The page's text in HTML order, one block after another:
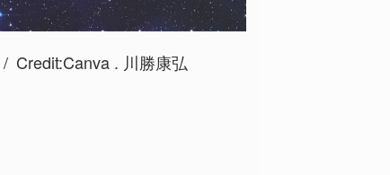
Credit:Canva . 川勝康弘